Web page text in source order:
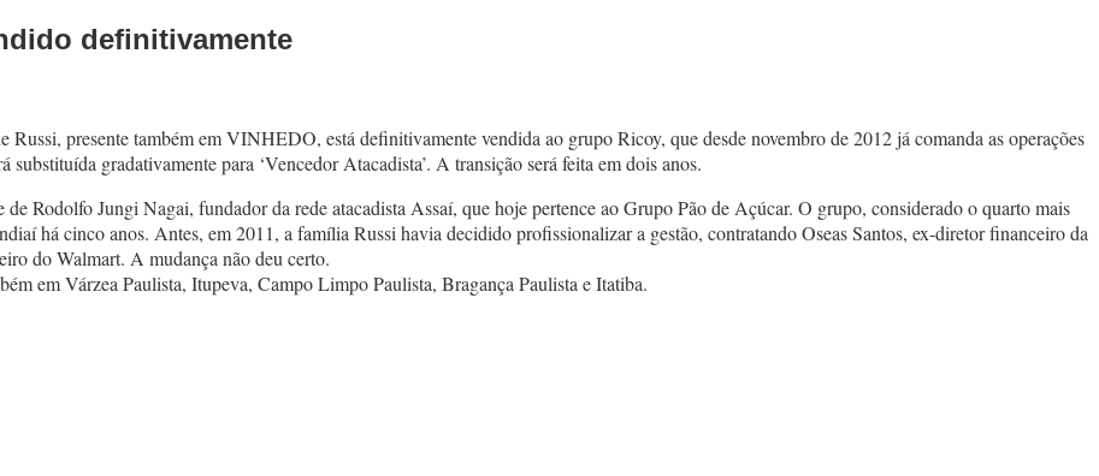
definitivamente
Russi, presente também em VINHEDO, está definitivamente vendida ao grupo Ricoy, que desde novembro de 2012 já comanda as operações
gradativamente para ‘Vencedor Atacadista’. A transição será feita em dois anos.
Rodolfo Jungi Nagai, fundador da rede atacadista Assaí, que hoje pertence ao Grupo Pão de Açúcar. O grupo, considerado o quarto mais
há cinco anos. Antes, em 2011, a família Russi havia decidido profissionalizar a gestão, contratando Oseas Santos, ex-diretor financeiro da
do Walmart. A mudança não deu certo.
em Várzea Paulista, Itupeva, Campo Limpo Paulista, Bragança Paulista e Itatiba.